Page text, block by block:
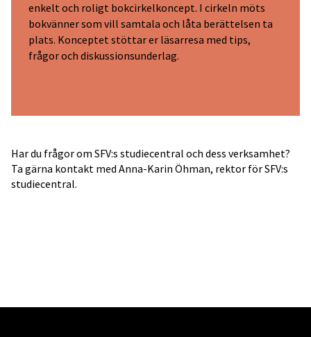
enkelt och roligt bokcirkelkoncept. I cirkeln möts
bokvänner som vill samtala och låta berättelsen ta
plats. Konceptet stöttar er läsarresa med tips,
frågor och diskussionsunderlag.
Har du frågor om SFV:s studiecentral och dess verksamhet?
Ta gärna kontakt med Anna-Karin Öhman, rektor för SFV:s
studiecentral.